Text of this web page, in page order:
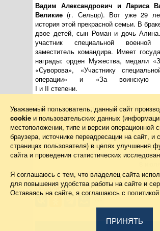
Вадим Александрович и Лариса
Великие (г. Сельцо). Вот уже 29
история этой прекрасной семьи. В
двое детей, сын Роман и дочь
участник специальной военной
заместитель командира. Имеет
награды: орден Мужества, медали
«Суворова», «Участнику
операции» и «За воинскую
I и II степени.
Перед участниками мероприятия
лучшие творческие коллективы
Пресс-служба Губернатора и
Создано: 8 июля 2026 г. 14:47:08
Поделиться
Уважаемый пользователь, данный сайт
cookie и пользовательских данных
местоположении, типе и версии операционной
браузера, источнике переадресации на сайт, и
страницах пользователя) в целях улучшения
сайта и проведения статистических
Я соглашаюсь с тем, что владелец сайта
для повышения удобства работы на сайте и
Оставаясь на сайте, я соглашаюсь с
ПРИНЯТЬ